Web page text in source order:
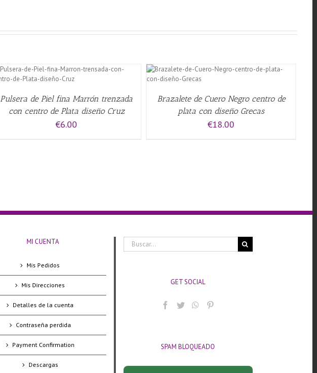
Pulsera de Piel fina Marrón trenzada
con centro de Plata diseño Cruz
€6.00
AÑADIR AL CARRITO
Brazalete de Cuero Negro centro de
plata con diseño Grecas
€18.00
MI CUENTA
Mis Pedidos
Mis Direcciones
Detalles de la cuenta
Contraseña perdida
Payment Confirmation
Descargas
Buscar:
GET SOCIAL
SPAM BLOQUEADO